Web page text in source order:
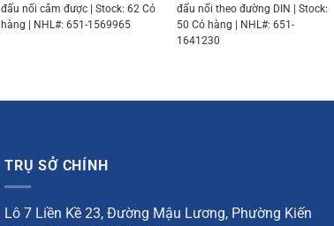
đấu nối cắm được | Stock: 62 Có
hàng | NHL#: 651-1569965
đấu nối theo đường DIN | Stock:
50 Có hàng | NHL#: 651-
1641230
TRỤ SỞ CHÍNH
Lô 7 Liền Kề 23, Đường Mậu Lương, Phường Kiến